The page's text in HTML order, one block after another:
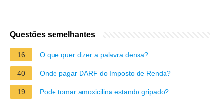
Questões semelhantes
16 O que quer dizer a palavra densa?
40 Onde pagar DARF do Imposto de Renda?
19 Pode tomar amoxicilina estando gripado?